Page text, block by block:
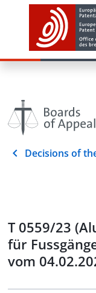
Decisions of
T 0559/23
für
vom